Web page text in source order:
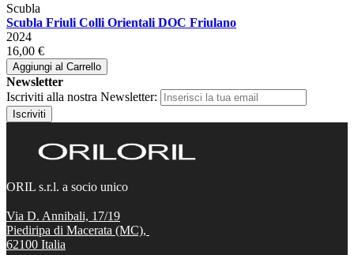
Scubla
Scubla Friuli Colli Orientali DOC Friulano
2024
16,00 €
Aggiungi al Carrello
Newsletter
Iscriviti alla nostra Newsletter:
Iscriviti
ORIL s.r.l. a socio unico
Via D. Annibali, 17/19
Piediripa di Macerata (MC),
62100 Italia